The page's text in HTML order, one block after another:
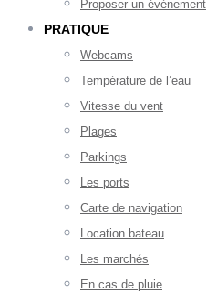
Proposer un événement
PRATIQUE
Webcams
Température de l’eau
Vitesse du vent
Plages
Parkings
Les ports
Carte de navigation
Location bateau
Les marchés
En cas de pluie